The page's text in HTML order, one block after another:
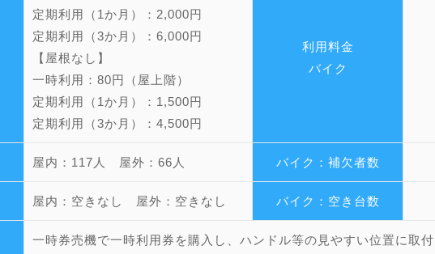
定期利用（1か月）：2,000円
定期利用（3か月）：6,000円
【屋根なし】
一時利用：80円（屋上階）
定期利用（1か月）：1,500円
定期利用（3か月）：4,500円
利用料金
バイク
屋内：117人 屋外：66人 バイク：補欠者数
屋内：空きなし 屋外：空きなし バイク：空き台数
一時券売機で一時利用券を購入し、ハンドル等の見やすい位置に取